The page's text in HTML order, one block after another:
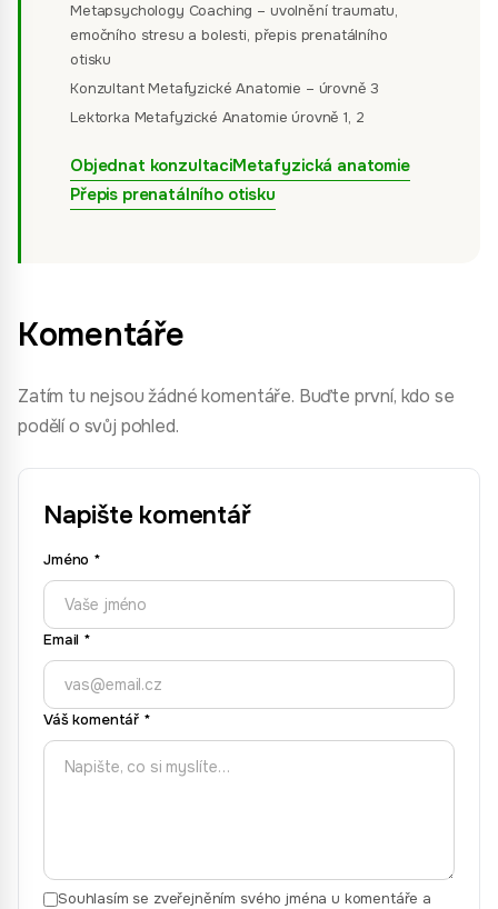
Metapsychology Coaching – uvolnění traumatu,
emočního stresu a bolesti, přepis prenatálního
otisku
Konzultant Metafyzické Anatomie – úrovně 3
Lektorka Metafyzické Anatomie úrovně 1, 2
Objednat konzultaciMetafyzická anatomie
Přepis prenatálního otisku
Komentáře
Zatím tu nejsou žádné komentáře. Buďte první, kdo se
podělí o svůj pohled.
Napište komentář
Jméno *
Email *
Váš komentář *
Souhlasím se zveřejněním svého jména u komentáře a